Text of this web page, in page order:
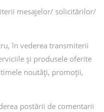
mesajelor/ solicitărilor/
în vederea transmiterii
și produsele oferite
noutăți, promoții,
postării de comentarii